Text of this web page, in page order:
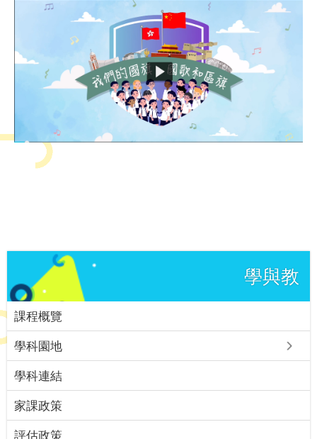
學與教
課程概覽
學科園地
學科連結
家課政策
評估政策